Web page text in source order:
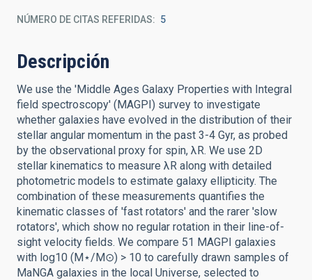
NÚMERO DE CITAS REFERIDAS 5
Descripción
We use the 'Middle Ages Galaxy Properties with Integral
field spectroscopy' (MAGPI) survey to investigate
whether galaxies have evolved in the distribution of their
stellar angular momentum in the past 3-4 Gyr, as probed
by the observational proxy for spin, λR. We use 2D
stellar kinematics to measure λR along with detailed
photometric models to estimate galaxy ellipticity. The
combination of these measurements quantifies the
kinematic classes of 'fast rotators' and the rarer 'slow
rotators', which show no regular rotation in their line-of-
sight velocity fields. We compare 51 MAGPI galaxies
with log10 (M⋆/M⊙) > 10 to carefully drawn samples of
MaNGA galaxies in the local Universe, selected to